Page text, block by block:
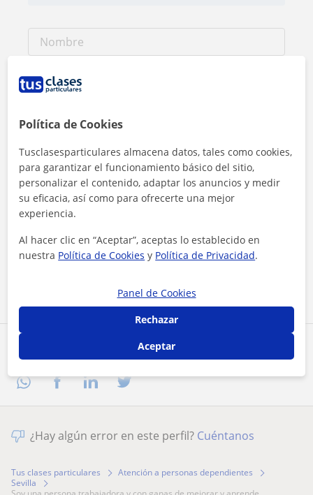
Comparte a este profesor
Al hacer clic, aceptas nuestro aviso legal y de privacidad
¿Hay algún error en este perfil? Cuéntanos
Tus clases particulares
Atención a personas dependientes
Sevilla
Política de Cookies
Tusclasesparticulares almacena datos, tales como cookies,
para garantizar el funcionamiento básico del sitio,
personalizar el contenido, adaptar los anuncios y medir
su eficacia, así como para ofrecerte una mejor
experiencia.
Al hacer clic en “Aceptar”, aceptas lo establecido en
nuestra Política de Cookies y Política de Privacidad.
Panel de Cookies
Rechazar
Aceptar